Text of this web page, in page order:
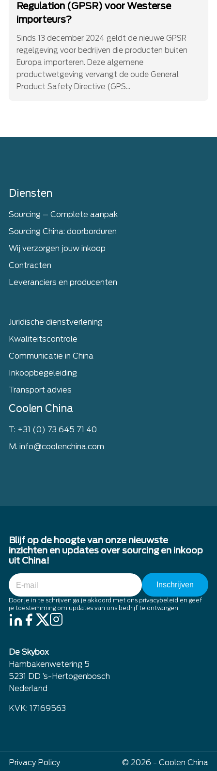
Regulation (GPSR) voor Westerse
importeurs?
Sinds 13 december 2024 geldt de nieuwe GPSR
regelgeving voor bedrijven die producten buiten
Europa importeren. Deze algemene
productwetgeving vervangt de oude General
Product Safety Directive (GPS...
Home
Diensten
Sourcing – Complete aanpak
Sourcing China: doorborduren
Wij verzorgen jouw inkoop
Contracten
Leveranciers en producenten
Juridische dienstverlening
Kwaliteitscontrole
Communicatie in China
Inkoopbegeleiding
Transport advies
Coolen China
T: +31 (0) 73 645 71 40
M. info@coolenchina.com
De Skybox
Hambakenwetering 5
5231 DD ’s-Hertogenbosch
Nederland
KVK: 17169563
Blijf op de hoogte van onze nieuwste
inzichten en updates over sourcing en inkoop
uit China!
E-
mail
Door je in te schrijven ga je akkoord met ons privacybeleid en geef
je toestemming om updates van ons bedrijf te ontvangen.
Privacy Policy © 2026 - Coolen China